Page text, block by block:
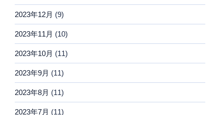
2023年12月 (9)
2023年11月 (10)
2023年10月 (11)
2023年9月 (11)
2023年8月 (11)
2023年7月 (11)